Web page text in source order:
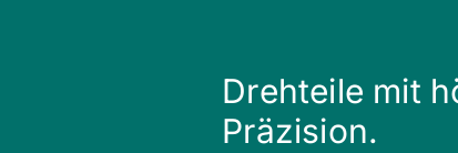
Drehteile mit
Präzision.